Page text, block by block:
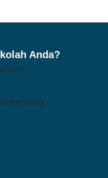
Anda?
kami
a tour